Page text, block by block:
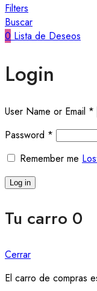
Filters
Buscar
0 Lista de Deseos
Login
User Name or Email *
Password *
Remember me
Log in
Tu carro 0
Cerrar
El carro de compras